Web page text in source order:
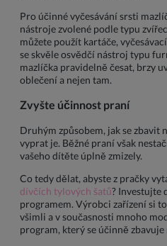
Pro účinné vyčesávání srsti
nástroje zvolené podle typu
můžete použít kartáče,
se skvěle osvědčí nástroj typu
mazlíčka pravidelně česat, brzy
oblečení a nejen tam.
Zvyšte účinnost praní
Druhým způsobem, jak se zbavit
vyprat je. Běžné praní však
vašeho dítěte úplně zmizely.
Co tedy dělat, abyste z pračky
dívčích tylových šatů? Investujte
programem. Výrobci zařízení si
všimli a v současnosti mnoho
program, který se účinně zbavuje